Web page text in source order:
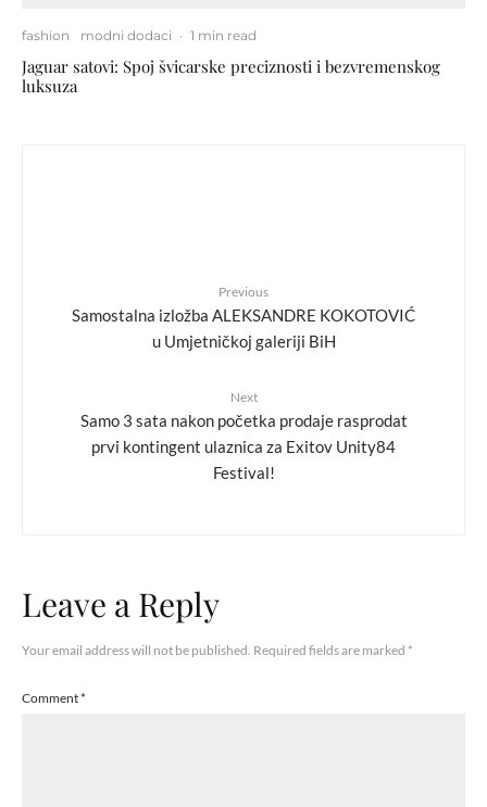
fashion modni dodaci · 1 min read
Jaguar satovi: Spoj švicarske preciznosti i bezvremenskog
luksuza
Previous
Samostalna izložba ALEKSANDRE KOKOTOVIĆ
u Umjetničkoj galeriji BiH
Next
Samo 3 sata nakon početka prodaje rasprodat
prvi kontingent ulaznica za Exitov Unity84
Festival!
Leave a Reply
Your email address will not be published. Required fields are marked *
Comment*